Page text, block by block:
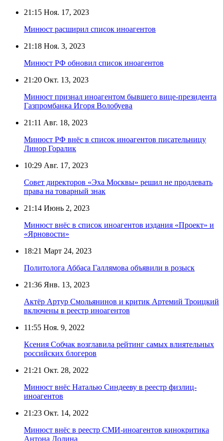
21:15 Ноя. 17, 2023
Минюст расширил список иноагентов
21:18 Ноя. 3, 2023
Минюст РФ обновил список иноагентов
21:20 Окт. 13, 2023
Минюст признал иноагентом бывшего вице-президента
Газпромбанка Игоря Волобуева
21:11 Авг. 18, 2023
Минюст РФ внёс в список иноагентов писательницу
Линор Горалик
10:29 Авг. 17, 2023
Совет директоров «Эха Москвы» решил не продлевать
права на товарный знак
21:14 Июнь 2, 2023
Минюст внёс в список иноагентов издания «Проект» и
«Ярновости»
18:21 Март 24, 2023
Политолога Аббаса Галлямова объявили в розыск
21:36 Янв. 13, 2023
Актёр Артур Смольянинов и критик Артемий Троицкий
включены в реестр иноагентов
11:55 Ноя. 9, 2022
Ксения Собчак возглавила рейтинг самых влиятельных
российских блогеров
21:21 Окт. 28, 2022
Минюст внёс Наталью Синдееву в реестр физлиц-
иноагентов
21:23 Окт. 14, 2022
Минюст внёс в реестр СМИ-иноагентов кинокритика
Антона Долина